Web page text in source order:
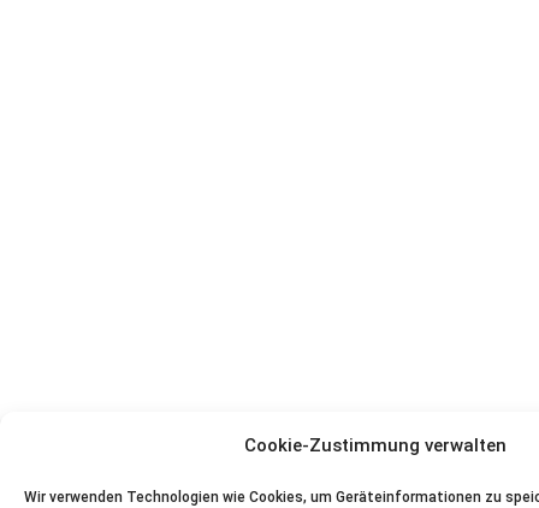
Cookie-Zustimmung verwalten
Wir verwenden Technologien wie Cookies, um Geräteinformationen zu